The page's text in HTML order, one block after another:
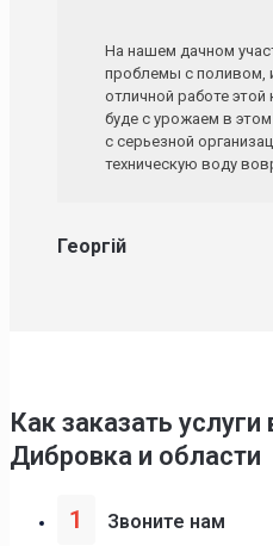
На нашем дачном
проблемы с поливом,
отличной работе этой
буде с урожаем в
с серьезной
техническую воду
Георгій
Как заказать услуги
Дибровка и области
1 Звоните нам